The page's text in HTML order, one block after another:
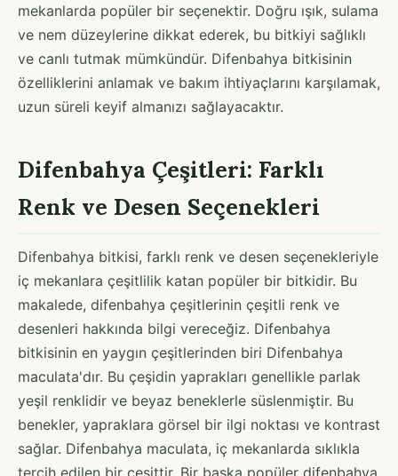
mekanlarda popüler bir seçenektir. Doğru ışık, sulama
ve nem düzeylerine dikkat ederek, bu bitkiyi sağlıklı
ve canlı tutmak mümkündür. Difenbahya bitkisinin
özelliklerini anlamak ve bakım ihtiyaçlarını karşılamak,
uzun süreli keyif almanızı sağlayacaktır.
Difenbahya Çeşitleri: Farklı
Renk ve Desen Seçenekleri
Difenbahya bitkisi, farklı renk ve desen seçenekleriyle
iç mekanlara çeşitlilik katan popüler bir bitkidir. Bu
makalede, difenbahya çeşitlerinin çeşitli renk ve
desenleri hakkında bilgi vereceğiz. Difenbahya
bitkisinin en yaygın çeşitlerinden biri Difenbahya
maculata'dır. Bu çeşidin yaprakları genellikle parlak
yeşil renklidir ve beyaz beneklerle süslenmiştir. Bu
benekler, yapraklara görsel bir ilgi noktası ve kontrast
sağlar. Difenbahya maculata, iç mekanlarda sıklıkla
tercih edilen bir çeşittir. Bir başka popüler difenbahya